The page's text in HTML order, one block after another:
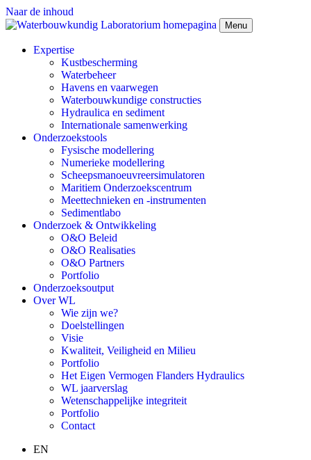
Naar de inhoud
Menu
Expertise
Kustbescherming
Waterbeheer
Havens en vaarwegen
Waterbouwkundige constructies
Hydraulica en sediment
Internationale samenwerking
Onderzoekstools
Fysische modellering
Numerieke modellering
Scheepsmanoeuvreersimulatoren
Maritiem Onderzoekscentrum
Meettechnieken en -instrumenten
Sedimentlabo
Onderzoek & Ontwikkeling
O&O Beleid
O&O Realisaties
O&O Partners
Portfolio
Onderzoeksoutput
Over WL
Wie zijn we?
Doelstellingen
Visie
Kwaliteit, Veiligheid en Milieu
Portfolio
Het Eigen Vermogen Flanders Hydraulics
WL jaarverslag
Wetenschappelijke integriteit
Portfolio
Contact
EN